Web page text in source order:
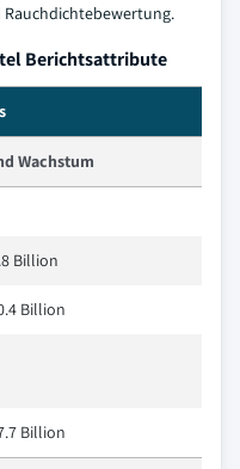
Rauchdichtebewertung.
Berichtsattribute
Wachstum
Billion
Billion
Billion